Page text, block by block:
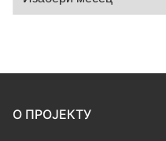
О ПРОЈЕКТУ